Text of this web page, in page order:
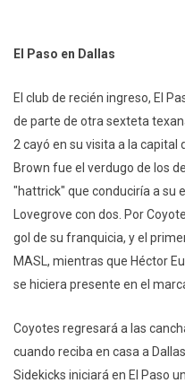
El Paso en Dallas
El club de recién ingreso, El
de parte de otra sexteta
2 cayó en su visita a la capital
Brown fue el verdugo de los
"hattrick" que conduciría a su
Lovegrove con dos. Por
gol de su franquicia, y el
MASL, mientras que Héctor
se hiciera presente en el
Coyotes regresará a las
cuando reciba en casa a
Sidekicks iniciará en El Paso